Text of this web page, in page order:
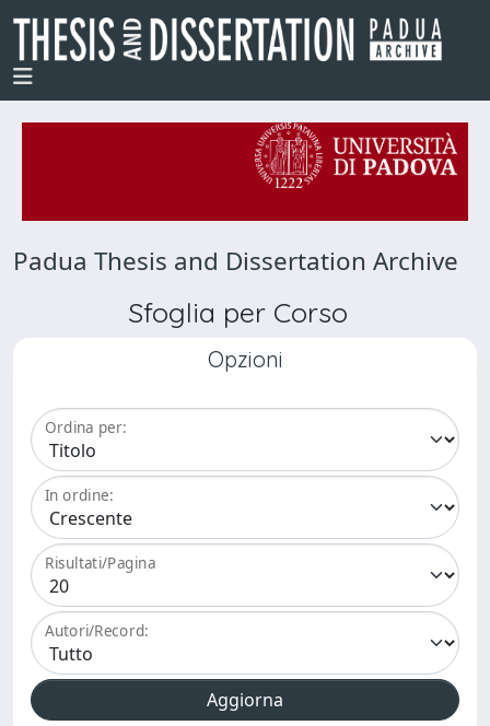
Padua Thesis and Dissertation Archive
Sfoglia per Corso
Opzioni
Ordina per:
In ordine:
Risultati/Pagina
Autori/Record: